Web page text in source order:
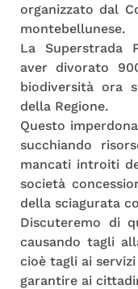
organizzato dal
montebellunese.
La Superstrada
aver divorato
biodiversità ora
della Regione.
Questo
succhiando
mancati introiti
società
della sciagurata
Discuteremo di
causando tagli
cioè tagli ai
garantire ai